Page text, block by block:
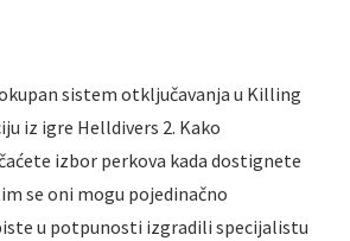
sistem otključavanja u Killing
iz igre Helldivers 2. Kako
izbor perkova kada dostignete
se oni mogu pojedinačno
u potpunosti izgradili specijalistu